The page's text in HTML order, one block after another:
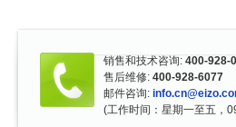
销售和技术咨询: 400-928-
售后维修: 400-928-6077
邮件咨询:
(工作时间：星期一至五，